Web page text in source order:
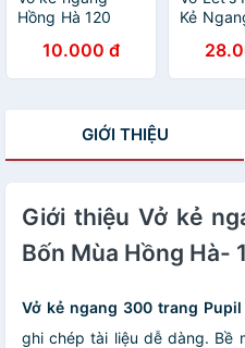
Hồng Hà 120
- Sao Mai Best
memories 1687
82-84 ISO (Giao
10.000 đ
Kẻ
- Hồng
(Mẫu
GIỚI THIỆU
Giới thiệu Vở kẻ
Bốn Mùa Hồng Hà-
Vở kẻ ngang 300 trang
ghi chép tài liệu dễ dàng. Bề